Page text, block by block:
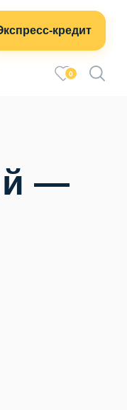
кредит
0
—